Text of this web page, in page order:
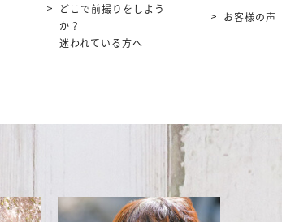
どこで前撮りをしよう
か？
迷われている方へ
お客様の声